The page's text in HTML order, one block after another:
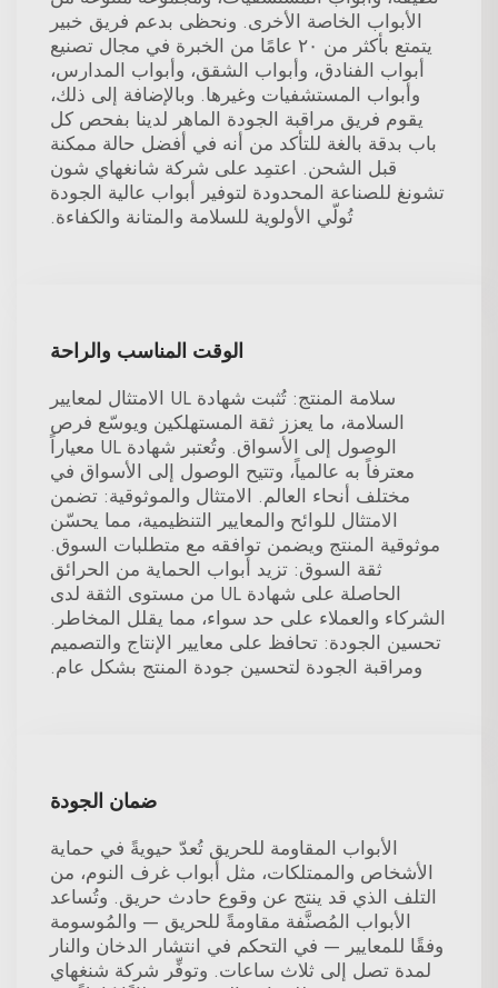
الأبواب الخاصة الأخرى. ونحظى بدعم فريق خبير
يتمتع بأكثر من ٢٠ عامًا من الخبرة في مجال تصنيع
أبواب الفنادق، وأبواب الشقق، وأبواب المدارس،
وأبواب المستشفيات وغيرها. وبالإضافة إلى ذلك،
يقوم فريق مراقبة الجودة الماهر لدينا بفحص كل
باب بدقة بالغة للتأكد من أنه في أفضل حالة ممكنة
قبل الشحن. اعتمِد على شركة شانغهاي شون
تشونغ للصناعة المحدودة لتوفير أبواب عالية الجودة
تُولّي الأولوية للسلامة والمتانة والكفاءة.
الوقت المناسب والراحة
سلامة المنتج: تُثبت شهادة UL الامتثال لمعايير
السلامة، ما يعزز ثقة المستهلكين ويوسّع فرص
الوصول إلى الأسواق. وتُعتبر شهادة UL معياراً
معترفاً به عالمياً، وتتيح الوصول إلى الأسواق في
مختلف أنحاء العالم. الامتثال والموثوقية: تضمن
الامتثال للوائح والمعايير التنظيمية، مما يحسّن
موثوقية المنتج ويضمن توافقه مع متطلبات السوق.
ثقة السوق: تزيد أبواب الحماية من الحرائق
الحاصلة على شهادة UL من مستوى الثقة لدى
الشركاء والعملاء على حد سواء، مما يقلل المخاطر.
تحسين الجودة: تحافظ على معايير الإنتاج والتصميم
ومراقبة الجودة لتحسين جودة المنتج بشكل عام.
ضمان الجودة
الأبواب المقاومة للحريق تُعدّ حيويةً في حماية
الأشخاص والممتلكات، مثل أبواب غرف النوم، من
التلف الذي قد ينتج عن وقوع حادث حريق. وتُساعد
الأبواب المُصنَّفة مقاومةً للحريق — والمُوسومة
وفقًا للمعايير — في التحكم في انتشار الدخان والنار
لمدة تصل إلى ثلاث ساعات. وتوفِّر شركة شنغهاي